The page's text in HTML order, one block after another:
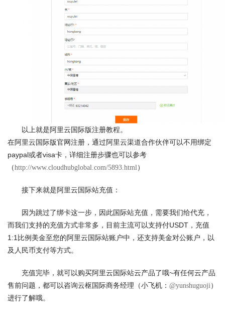
以上就是阿里云国际版注册教程。
在阿里云国际版官网注册，通过阿里云渠道合作伙伴可以不用绑定
paypal或者visa卡，详细注册步骤也可以参考
（http://www.cloudhubglobal.com/5893.html）
接下来就是阿里云国际站充值：
因为跳过了绑卡这一步，因此国际站充值，需要我们给代充，
而我们支持的充值方式非常多，目前主流可以支持付USDT，充值
1:1比例美金至您的阿里云国际站账户中，还支持美金对公账户，以
及人民币支付等方式。
充值完毕，就可以购买阿里云国际站云产品了哦~有任何云产品
售前问题，都可以咨询云枢国际商务经理（小飞机： @yunshuguoji）
进行了解哦。